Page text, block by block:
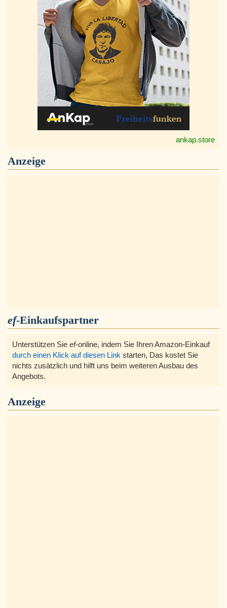
ankap.store
Anzeige
ef-Einkaufspartner
Unterstützen Sie ef-online, indem Sie Ihren Amazon-Einkauf
durch einen Klick auf diesen Link starten, Das kostet Sie
nichts zusätzlich und hilft uns beim weiteren Ausbau des
Angebots.
Anzeige